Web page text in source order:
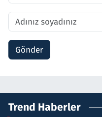
Gönder
Trend Haberler